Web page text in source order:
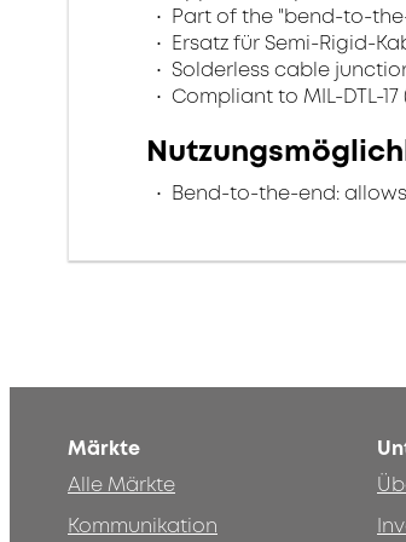
Part of the "bend-to-
Ersatz für Semi-Rigid-
Solderless cable
Compliant to MIL-DTL-
Bend-to-the-end:
Märkte
Alle Märkte
Kommunikation